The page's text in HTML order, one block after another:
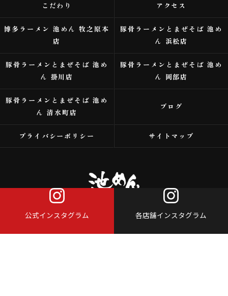
公式インスタグラム 各店舗インスタグラム
こだわり アクセス
博多ラーメン 池めん 牧之原本
店
豚骨ラーメンとまぜそば 池め
ん 浜松店
豚骨ラーメンとまぜそば 池め
ん 掛川店
豚骨ラーメンとまぜそば 池め
ん 岡部店
豚骨ラーメンとまぜそば 池め
ん 清水町店
ブログ
プライバシーポリシー サイトマップ